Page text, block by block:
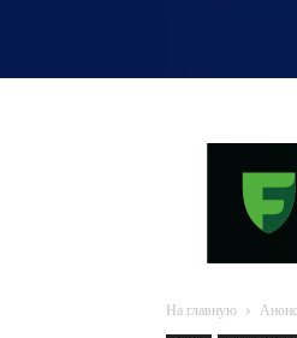
На главную Анонс